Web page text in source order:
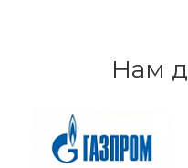
Нам